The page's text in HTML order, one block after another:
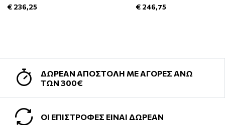
€ 236,25 € 246,75
ΔΩΡΕΑΝ ΑΠΟΣΤΟΛΗ ΜΕ ΑΓΟΡΕΣ ΑΝΩ
ΤΩΝ 300€
ΟΙ ΕΠΙΣΤΡΟΦΕΣ ΕΙΝΑΙ ΔΩΡΕΑΝ